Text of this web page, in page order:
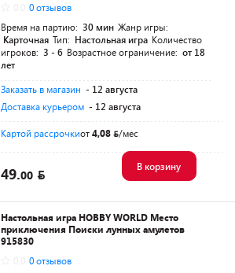
0 отзывов
Время на партию: 30 мин Жанр игры:
Карточная Тип: Настольная игра Количество
игроков: 3 - 6 Возрастное ограничение: от 18
лет
Заказать в магазин - 12 августа
Доставка курьером - 12 августа
Картой рассрочкиот4,08 /мес
49.00
В корзину
Настольная игра HOBBY WORLD Место
приключения Поиски лунных амулетов
915830
0 отзывов